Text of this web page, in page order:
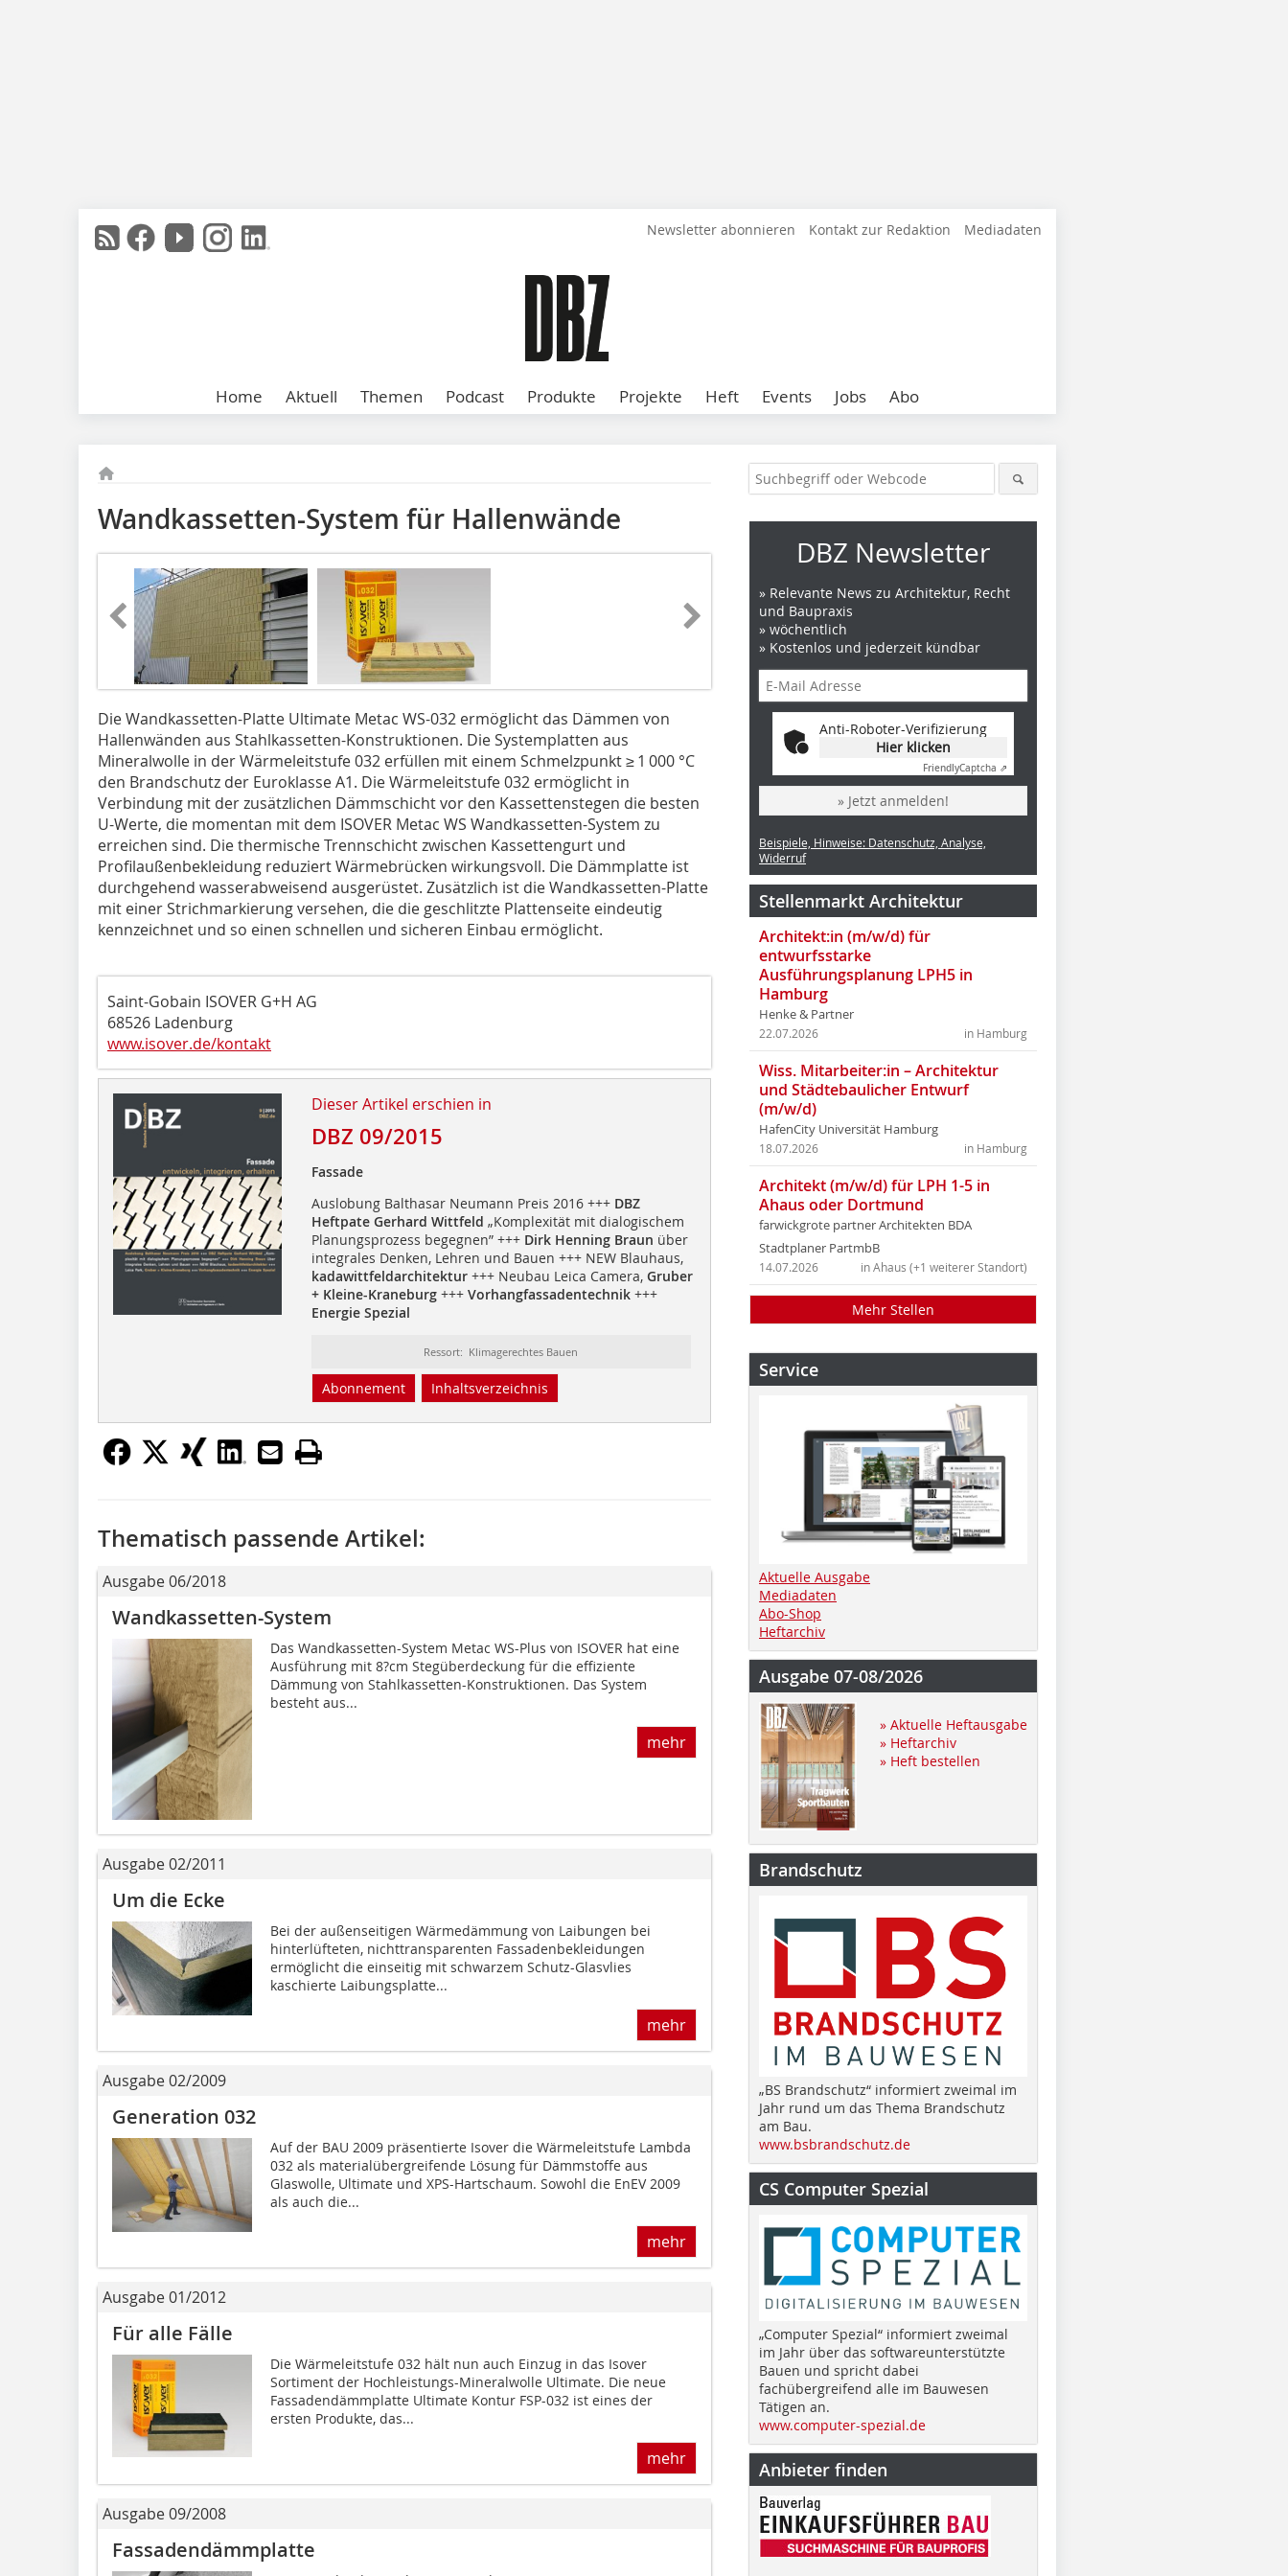
Newsletter abonnieren Kontakt zur Redaktion Mediadaten
Home Aktuell Themen Podcast Produkte Projekte Heft Events Jobs Abo
Wandkassetten-System für Hallenwände
Die Wandkassetten-Platte Ultimate Metac WS-032 ermöglicht das Dämmen von
Hallenwänden aus Stahlkassetten-Konstruktionen. Die Systemplatten aus
Mineralwolle in der Wärmeleitstufe 032 erfüllen mit einem Schmelzpunkt ≥ 1 000 °C
den Brandschutz der Euroklasse A1. Die Wärmeleitstufe 032 ermöglicht in
Verbindung mit der zusätzlichen Dämmschicht vor den Kassettenstegen die besten
U-Werte, die momentan mit dem ISOVER Metac WS Wandkassetten-System zu
erreichen sind. Die thermische Trennschicht zwischen Kassettengurt und
Profilaußenbekleidung reduziert Wärmebrücken wirkungsvoll. Die Dämmplatte ist
durchgehend wasserabweisend ausgerüstet. Zusätzlich ist die Wandkassetten-Platte
mit einer Strichmarkierung versehen, die die geschlitzte Plattenseite eindeutig
kennzeichnet und so einen schnellen und sicheren Einbau ermöglicht.
Saint-Gobain ISOVER G+H AG
68526 Ladenburg
www.isover.de/kontakt
Dieser Artikel erschien in
DBZ 09/2015
Fassade
Auslobung Balthasar Neumann Preis 2016 +++ DBZ
Heftpate Gerhard Wittfeld „Komplexität mit dialogischem
Planungsprozess begegnen” +++ Dirk Henning Braun über
integrales Denken, Lehren und Bauen +++ NEW Blauhaus,
kadawittfeldarchitektur+++ Neubau Leica Camera, Gruber
+ Kleine-Kraneburg +++ Vorhangfassadentechnik+++
Energie Spezial
Ressort: Klimagerechtes Bauen
Abonnement Inhaltsverzeichnis
Thematisch passende Artikel:
Ausgabe 06/2018
Wandkassetten-System
Das Wandkassetten-System Metac WS-Plus von ISOVER hat eine
Ausführung mit 8?cm Stegüberdeckung für die effiziente
Dämmung von Stahlkassetten-Konstruktionen. Das System
besteht aus...
mehr
Ausgabe 02/2011
Um die Ecke
Bei der außenseitigen Wärmedämmung von Laibungen bei
hinterlüfteten, nichttransparenten Fassadenbekleidungen
ermöglicht die einseitig mit schwarzem Schutz-Glasvlies
kaschierte Laibungsplatte...
mehr
Ausgabe 02/2009
Generation 032
Auf der BAU 2009 präsentierte Isover die Wärmeleitstufe Lambda
032 als materialübergreifende Lösung für Dämmstoffe aus
Glaswolle, Ultimate und XPS-Hartschaum. Sowohl die EnEV 2009
als auch die...
mehr
Ausgabe 01/2012
Für alle Fälle
Die Wärmeleitstufe 032 hält nun auch Einzug in das Isover
Sortiment der Hochleistungs-Mineralwolle Ultimate. Die neue
Fassadendämmplatte Ultimate Kontur FSP-032 ist eines der
ersten Produkte, das...
mehr
Ausgabe 09/2008
Fassadendämmplatte
DBZ Newsletter
» Relevante News zu Architektur, Recht
und Baupraxis
» wöchentlich
» Kostenlos und jederzeit kündbar
Anti-Roboter-Verifizierung
Hier klicken
FriendlyCaptcha ⇗
» Jetzt anmelden!
Beispiele, Hinweise: Datenschutz, Analyse,
Widerruf
Stellenmarkt Architektur
Architekt:in (m/w/d) für
entwurfsstarke
Ausführungsplanung LPH5 in
Hamburg
Henke & Partner
in Hamburg
22.07.2026
Wiss. Mitarbeiter:in – Architektur
und Städtebaulicher Entwurf
(m/w/d)
HafenCity Universität Hamburg
in Hamburg
18.07.2026
Architekt (m/w/d) für LPH 1-5 in
Ahaus oder Dortmund
farwickgrote partner Architekten BDA
Stadtplaner PartmbB
in Ahaus (+1 weiterer Standort)
14.07.2026
Mehr Stellen
Service
Aktuelle Ausgabe
Mediadaten
Abo-Shop
Heftarchiv
Ausgabe 07-08/2026
» Aktuelle Heftausgabe
» Heftarchiv
» Heft bestellen
Brandschutz
„BS Brandschutz“ informiert zweimal im
Jahr rund um das Thema Brandschutz
am Bau.
www.bsbrandschutz.de
CS Computer Spezial
„Computer Spezial“ informiert zweimal
im Jahr über das softwareunterstützte
Bauen und spricht dabei
fachübergreifend alle im Bauwesen
Tätigen an.
www.computer-spezial.de
Anbieter finden